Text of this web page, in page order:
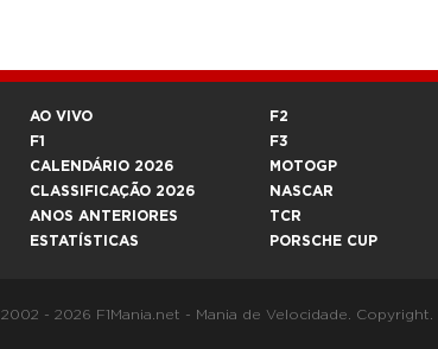
AO VIVO
F1
CALENDÁRIO 2026
CLASSIFICAÇÃO 2026
ANOS ANTERIORES
ESTATÍSTICAS
F2
F3
MOTOGP
NASCAR
TCR
PORSCHE CUP
2002 - 2026 F1Mania.net - Mania de Velocidade.